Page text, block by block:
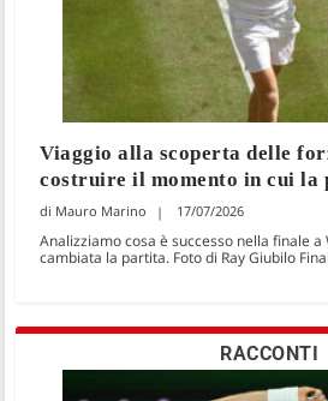
Viaggio alla scoperta delle
costruire il momento in cui la
Mauro Marino 17/07/2026
Analizziamo cosa è successo nella finale
cambiata la partita. Foto di Ray Giubilo
RACCONTI